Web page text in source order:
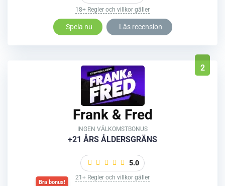
18+ Regler och villkor gäller
Spela nu Läs recension
2
Frank & Fred
INGEN VÄLKOMSTBONUS
+21 ÅRS ÅLDERSGRÄNS
5.0
21+ Regler och villkor gäller